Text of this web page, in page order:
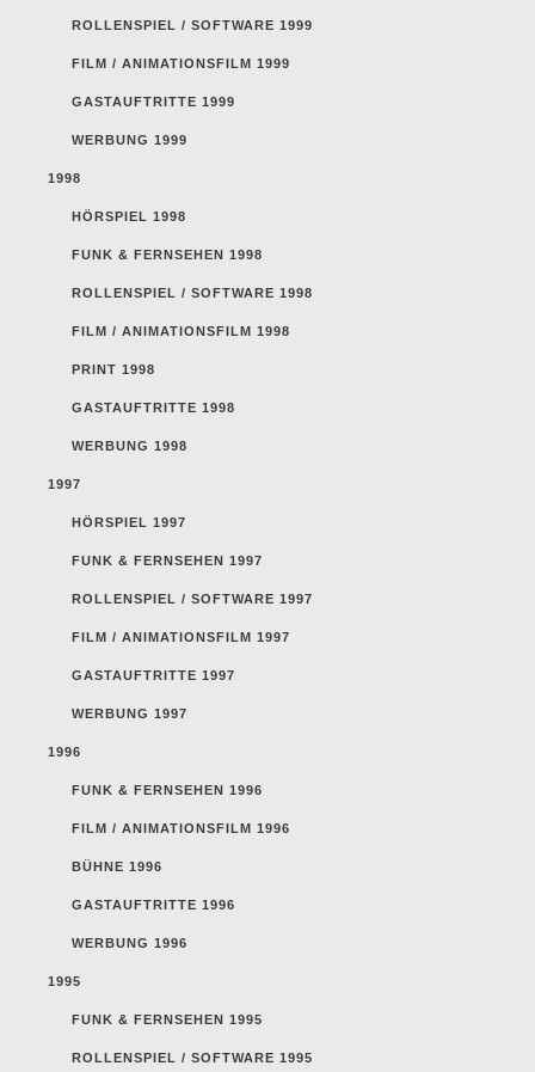
ROLLENSPIEL / SOFTWARE 1999
FILM / ANIMATIONSFILM 1999
GASTAUFTRITTE 1999
WERBUNG 1999
1998
HÖRSPIEL 1998
FUNK & FERNSEHEN 1998
ROLLENSPIEL / SOFTWARE 1998
FILM / ANIMATIONSFILM 1998
PRINT 1998
GASTAUFTRITTE 1998
WERBUNG 1998
1997
HÖRSPIEL 1997
FUNK & FERNSEHEN 1997
ROLLENSPIEL / SOFTWARE 1997
FILM / ANIMATIONSFILM 1997
GASTAUFTRITTE 1997
WERBUNG 1997
1996
FUNK & FERNSEHEN 1996
FILM / ANIMATIONSFILM 1996
BÜHNE 1996
GASTAUFTRITTE 1996
WERBUNG 1996
1995
FUNK & FERNSEHEN 1995
ROLLENSPIEL / SOFTWARE 1995